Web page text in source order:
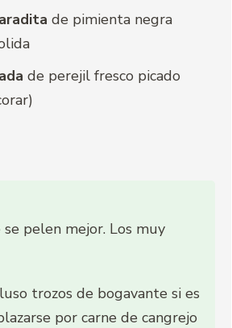
de pimienta negra
de perejil fresco picado
pelen mejor. Los muy
trozos de bogavante si es
por carne de cangrejo